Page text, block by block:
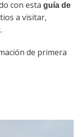
con esta guía de
a visitar,
de primera